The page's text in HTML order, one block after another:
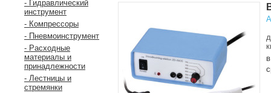
- Гидравлический
инструмент
- Компрессоры
- Пневмоинструмент
- Расходные
материалы и
принадлежности
- Лестницы и
стремянки